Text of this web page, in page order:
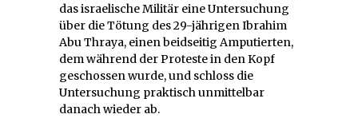
das israelische Militär eine Untersuchung
über die Tötung des 29-jährigen Ibrahim
Abu Thraya, einen beidseitig Amputierten,
dem während der Proteste in den Kopf
geschossen wurde, und schloss die
Untersuchung praktisch unmittelbar
danach wieder ab.